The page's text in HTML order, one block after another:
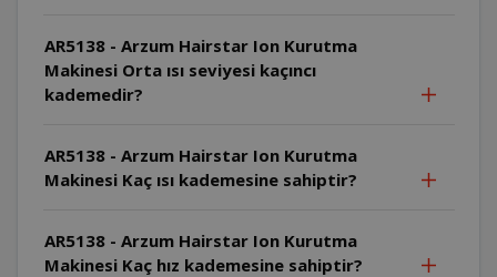
AR5138 - Arzum Hairstar Ion Kurutma
Makinesi Orta ısı seviyesi kaçıncı
kademedir?
AR5138 - Arzum Hairstar Ion Kurutma
Makinesi Kaç ısı kademesine sahiptir?
AR5138 - Arzum Hairstar Ion Kurutma
Makinesi Kaç hız kademesine sahiptir?